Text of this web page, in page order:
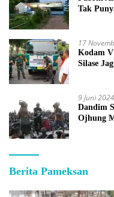
Tak
17
Kodam
Silase
9 Juni 2024
Dandim
Ojhung
Berita Pameksan